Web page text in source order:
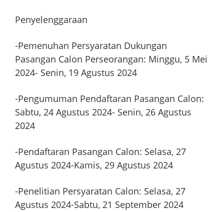
Penyelenggaraan
-Pemenuhan Persyaratan Dukungan
Pasangan Calon Perseorangan: Minggu, 5 Mei
2024- Senin, 19 Agustus 2024
-Pengumuman Pendaftaran Pasangan Calon:
Sabtu, 24 Agustus 2024- Senin, 26 Agustus
2024
-Pendaftaran Pasangan Calon: Selasa, 27
Agustus 2024-Kamis, 29 Agustus 2024
-Penelitian Persyaratan Calon: Selasa, 27
Agustus 2024-Sabtu, 21 September 2024